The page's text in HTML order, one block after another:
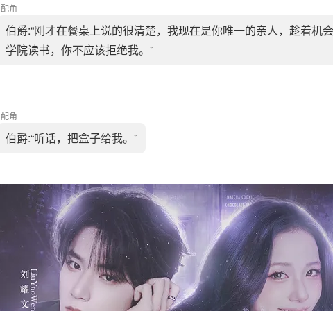
配角
伯爵:“刚才在餐桌上说的很清楚，我现在是你唯一的亲人，趁着机
学院读书，你不应该拒绝我。”
配角
伯爵:“听话，把盒子给我。”